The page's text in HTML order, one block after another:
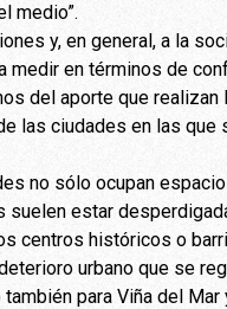
medio”.
y, en general, a la
medir en términos de
del aporte que
las ciudades en las que
no sólo ocupan
estar
centros históricos o
urbano que se
para Viña del Mar